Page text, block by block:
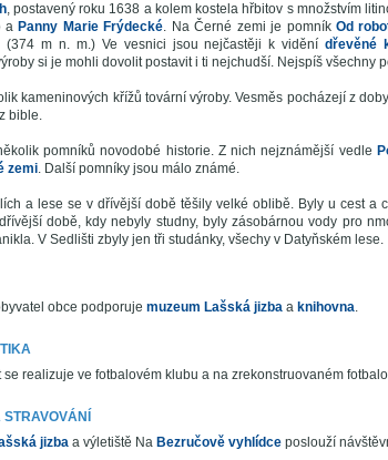
, postavený roku 1638 a kolem kostela hřbitov s množstvím
a Panny Marie Frýdecké. Na Černé zemi je pomník Od
(374 m n. m.) Ve vesnici jsou nejčastěji k viděnídřevěné
si je mohli dovolit postavit i ti nejchudší. Nejspíš všechny
kameninových křížů tovární výroby. Vesměs pocházejí z
bible.
pomníků novodobé historie. Z nich nejznámější vedle
zemi. Další pomníky jsou málo známé.
a lese se v dřívější době těšily velké oblibě. Byly u cest a
době, kdy nebyly studny, byly zásobárnou vody pro
V Sedlišti zbyly jen tři studánky, všechy v Datyňském lese.
obce podporuje muzeum Lašská jizbaa knihovna.
se realizuje ve fotbalovém klubu a na zrekonstruovaném
jizbaa výletiště Na Bezručově vyhlídceposlouží